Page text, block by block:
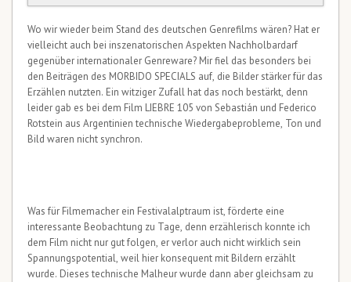
Wo wir wieder beim Stand des deutschen Genrefilms wären? Hat er
vielleicht auch bei inszenatorischen Aspekten Nachholbardarf
gegenüber internationaler Genreware? Mir fiel das besonders bei
den Beiträgen des MORBIDO SPECIALS auf, die Bilder stärker für das
Erzählen nutzten. Ein witziger Zufall hat das noch bestärkt, denn
leider gab es bei dem Film LIEBRE 105 von Sebastián und Federico
Rotstein aus Argentinien technische Wiedergabeprobleme, Ton und
Bild waren nicht synchron.
Was für Filmemacher ein Festivalalptraum ist, förderte eine
interessante Beobachtung zu Tage, denn erzählerisch konnte ich
dem Film nicht nur gut folgen, er verlor auch nicht wirklich sein
Spannungspotential, weil hier konsequent mit Bildern erzählt
wurde. Dieses technische Malheur wurde dann aber gleichsam zu